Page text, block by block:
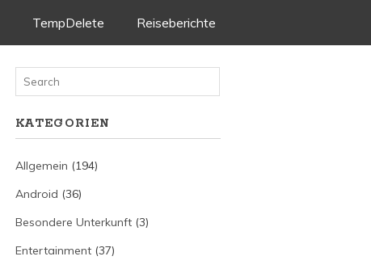
TempDelete Reiseberichte
KATEGORIEN
Allgemein (194)
Android (36)
Besondere Unterkunft(3)
Entertainment(37)